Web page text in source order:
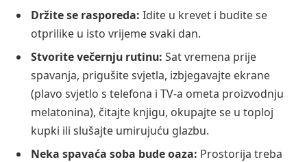
Držite se rasporeda: Idite u krevet i budite se
otprilike u isto vrijeme svaki dan.
Stvorite večernju rutinu: Sat vremena prije
spavanja, prigušite svjetla, izbjegavajte ekrane
(plavo svjetlo s telefona i TV-a ometa proizvodnju
melatonina), čitajte knjigu, okupajte se u toploj
kupki ili slušajte umirujuću glazbu.
Neka spavaća soba bude oaza: Prostorija treba